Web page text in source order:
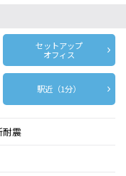
セットアップ
オフィス
駅近（1分）
耐震